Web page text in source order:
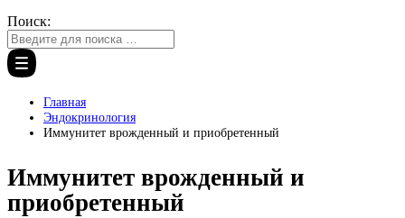
Поиск:
Главная
Эндокринология
Иммунитет врожденный и приобретенный
Иммунитет врожденный и
приобретенный